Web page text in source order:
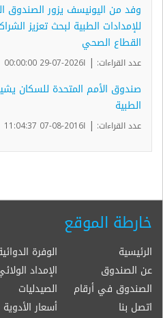
وفد من اليونيسف يزور الصندوق
للإمدادات الطبية لبحث تعزيز
القطاع الصحي
عدد القراءات: | ا2026-07-29 00:00:00
صندوق الأمم المتحدة للسكان
الطبية
عدد القراءات: | ا2016-08-07 11:04:37
خارطة الموقع
الرئيسية الوفرة
عن الصندوق
الإمداد
الصندوق في أرقام
الصيدليات
اتصل بنا
أسعار الأدوية